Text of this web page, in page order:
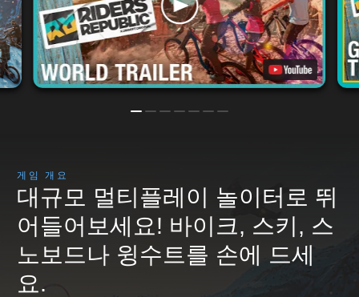
게임 개요
대규모 멀티플레이 놀이터로 뛰
어들어보세요! 바이크, 스키, 스
노보드나 윙수트를 손에 드세
요.